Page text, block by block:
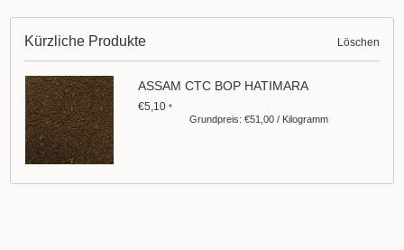
Kürzliche Produkte Löschen
ASSAM CTC BOP HATIMARA
€5,10*
Grundpreis: €51,00 / Kilogramm